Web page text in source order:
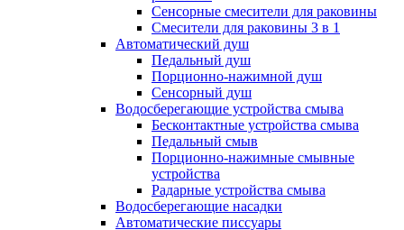
Сенсорные смесители для раковины
Смесители для раковины 3 в 1
Автоматический душ
Педальный душ
Порционно-нажимной душ
Сенсорный душ
Водосберегающие устройства смыва
Бесконтактные устройства смыва
Педальный смыв
Порционно-нажимные смывные
устройства
Радарные устройства смыва
Водосберегающие насадки
Автоматические писсуары